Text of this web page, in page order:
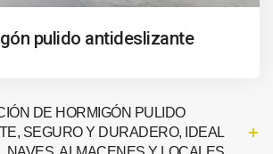
pulido antideslizante
DE HORMIGÓN PULIDO
SEGURO Y DURADERO, IDEAL